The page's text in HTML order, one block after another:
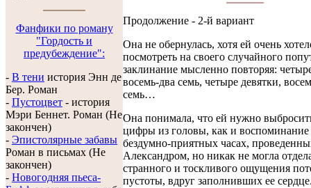
Фанфики по роману
"Гордость и
предубеждение":
- В тени история Энн де
Бер. Роман
- Пустоцвет - история
Мэри Беннет. Роман (Не
закончен)
- Эпистолярные забавы
Роман в письмах (Не
закончен)
- Новогодняя пьеса-
Продолжение - 2-й вариант
Она не обернулась, хотя ей очень
посмотреть на своего случайного
заклинание мысленно повторяя:
восемь-два семь, четыре девятки,
семь…
Она понимала, что ей нужно
цифры из головы, как и воспоминание
бездумно-приятных часах,
Александром, но никак не могла
странного и тоскливого ощущения
пустоты, вдруг заполнивших ее